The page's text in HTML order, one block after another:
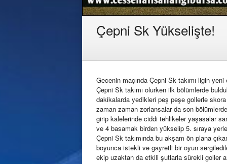
Çepni Sk Yükselişte!
Gecenin maçında Çepni Sk takımı ligin yeni
Çepni Sk takımı olurken ilk bölümlerde
dakikalarda yedikleri peş peşe gollerle
zaman zaman zorlansalar da son
girip kalelerinde ciddi tehlikeler yaşasalar
ve 4 basamak birden yükselip 5. sıraya
Çepni Sk takımında bu akşam ön plana
boyunca istekli ve gayretli bir oyun
ekip uzaktan da etkili şutlarla sürekli goller